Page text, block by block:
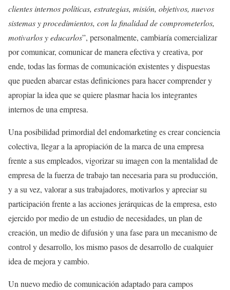
clientes internos políticas, estrategias, misión, objetivos, nuevos
sistemas y procedimientos, con la finalidad de comprometerlos,
motivarlos y educarlos”, personalmente, cambiaría comercializar
por comunicar, comunicar de manera efectiva y creativa, por
ende, todas las formas de comunicación existentes y dispuestas
que pueden abarcar estas definiciones para hacer comprender y
apropiar la idea que se quiere plasmar hacia los integrantes
internos de una empresa.
Una posibilidad primordial del endomarketing es crear conciencia
colectiva, llegar a la apropiación de la marca de una empresa
frente a sus empleados, vigorizar su imagen con la mentalidad de
empresa de la fuerza de trabajo tan necesaria para su producción,
y a su vez, valorar a sus trabajadores, motivarlos y apreciar su
participación frente a las acciones jerárquicas de la empresa, esto
ejercido por medio de un estudio de necesidades, un plan de
creación, un medio de difusión y una fase para un mecanismo de
control y desarrollo, los mismo pasos de desarrollo de cualquier
idea de mejora y cambio.
Un nuevo medio de comunicación adaptado para campos